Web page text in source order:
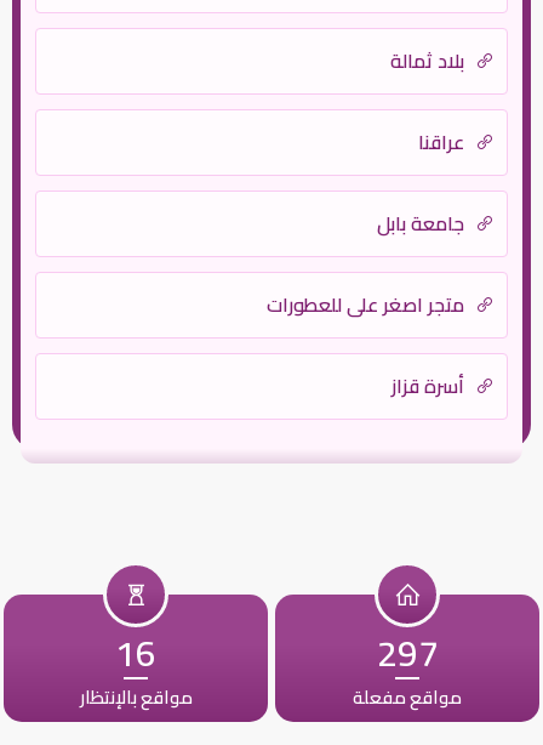
بلاد ثمالة
عراقنا
جامعة بابل
متجر اصغر علي للعطورات
أسرة قزاز
297
مواقع مفعلة
16
مواقع بالإنتظار